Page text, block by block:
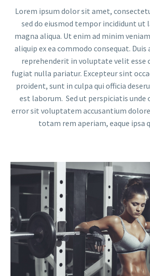
Lorem ipsum dolor sit amet,
sed do eiusmod tempor incididunt ut
magna aliqua. Ut enim ad minim
aliquip ex ea commodo consequat.
reprehenderit in voluptate velit esse
fugiat nulla pariatur. Excepteur sint
proident, sunt in culpa qui officia
est laborum. Sed ut perspiciatis unde
error sit voluptatem accusantium
totam rem aperiam, eaque ipsa